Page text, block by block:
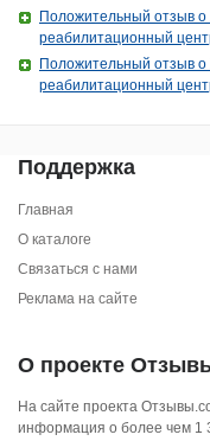
Положительный отзыв
реабилитационный
Положительный отзыв
реабилитационный
Поддержка
Главная
О каталоге
Связаться с нами
Реклама на сайте
О проекте
На сайте проекта
информация о более чем 1